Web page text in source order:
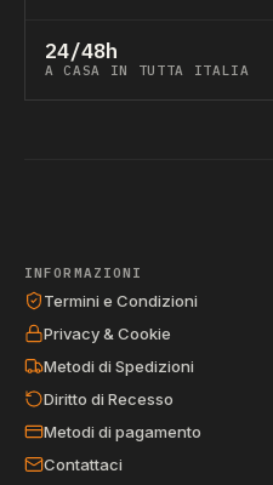
24/48h
A CASA IN TUTTA ITALIA
INFORMAZIONI
Termini e Condizioni
Privacy & Cookie
Metodi di Spedizioni
Diritto di Recesso
Metodi di pagamento
Contattaci